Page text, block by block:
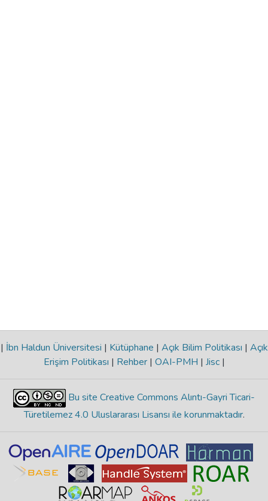
| İbn Haldun Üniversitesi | Kütüphane | Açık Bilim Politikası | Açık
Erişim Politikası | Rehber | OAI-PMH | Jisc |
Bu site Creative Commons Alıntı-Gayri Ticari-
Türetilemez 4.0 Uluslararası Lisansı ile korunmaktadır.